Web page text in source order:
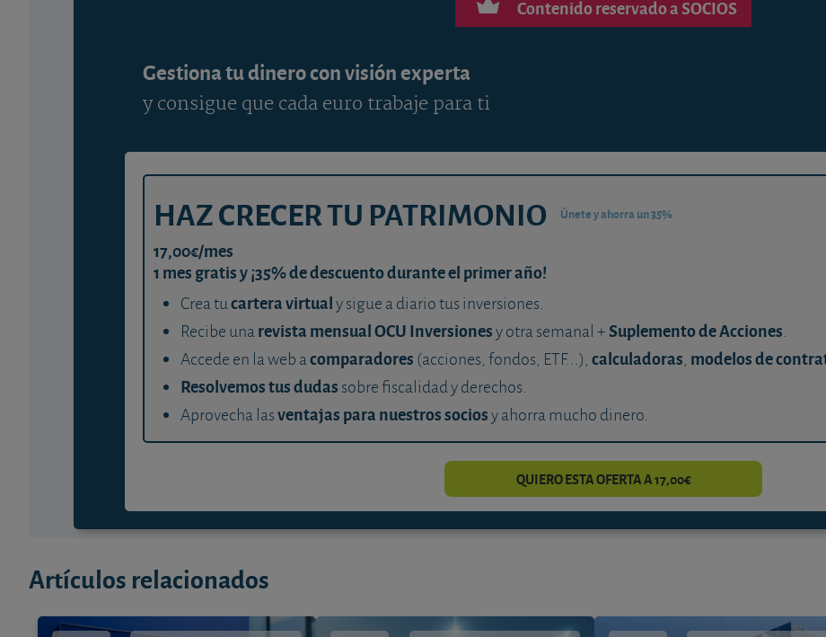
Contenido reservado a SOCIOS
Gestiona tu dinero con visión experta
y consigue que cada euro trabaje para ti
HAZ CRECER TU PATRIMONIO Únete y ahorra un 35%
17,00€/mes
1 mes gratis y ¡35% de descuento durante el primer año!
Crea tucartera virtualy sigue a diario tus inversiones.
Recibe unarevista mensual OCU Inversionesy otra semanal +Suplemento de Acciones.
Accede en la web acomparadores (acciones, fondos, ETF...), calculadoras, modelos de
Resolvemos tus dudas sobre fiscalidad y derechos.
Aprovecha lasventajas para nuestros sociosy ahorra mucho dinero.
QUIERO ESTA OFERTA A 17,00€
Artículos relacionados